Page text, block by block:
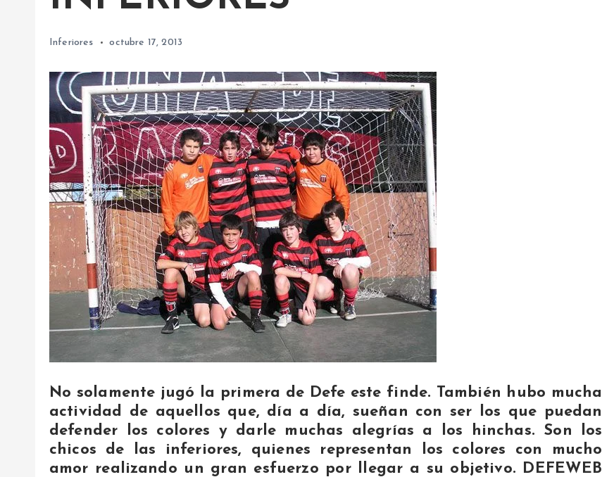
Inferiores octubre 17, 2013
No solamente jugó la primera de Defe este finde. También hubo mucha
actividad de aquellos que, día a día, sueñan con ser los que puedan
defender los colores y darle muchas alegrías a los hinchas. Son los
chicos de las inferiores, quienes representan los colores con mucho
amor realizando un gran esfuerzo por llegar a su objetivo. DEFEWEB